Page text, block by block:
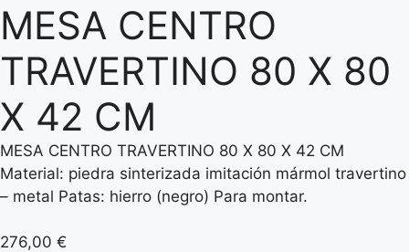
MESA CENTRO
TRAVERTINO 80 X 80
X 42 CM
MESA CENTRO TRAVERTINO 80 X 80 X 42 CM
Material: piedra sinterizada imitación mármol travertino
– metal Patas: hierro (negro) Para montar.
276,00 €